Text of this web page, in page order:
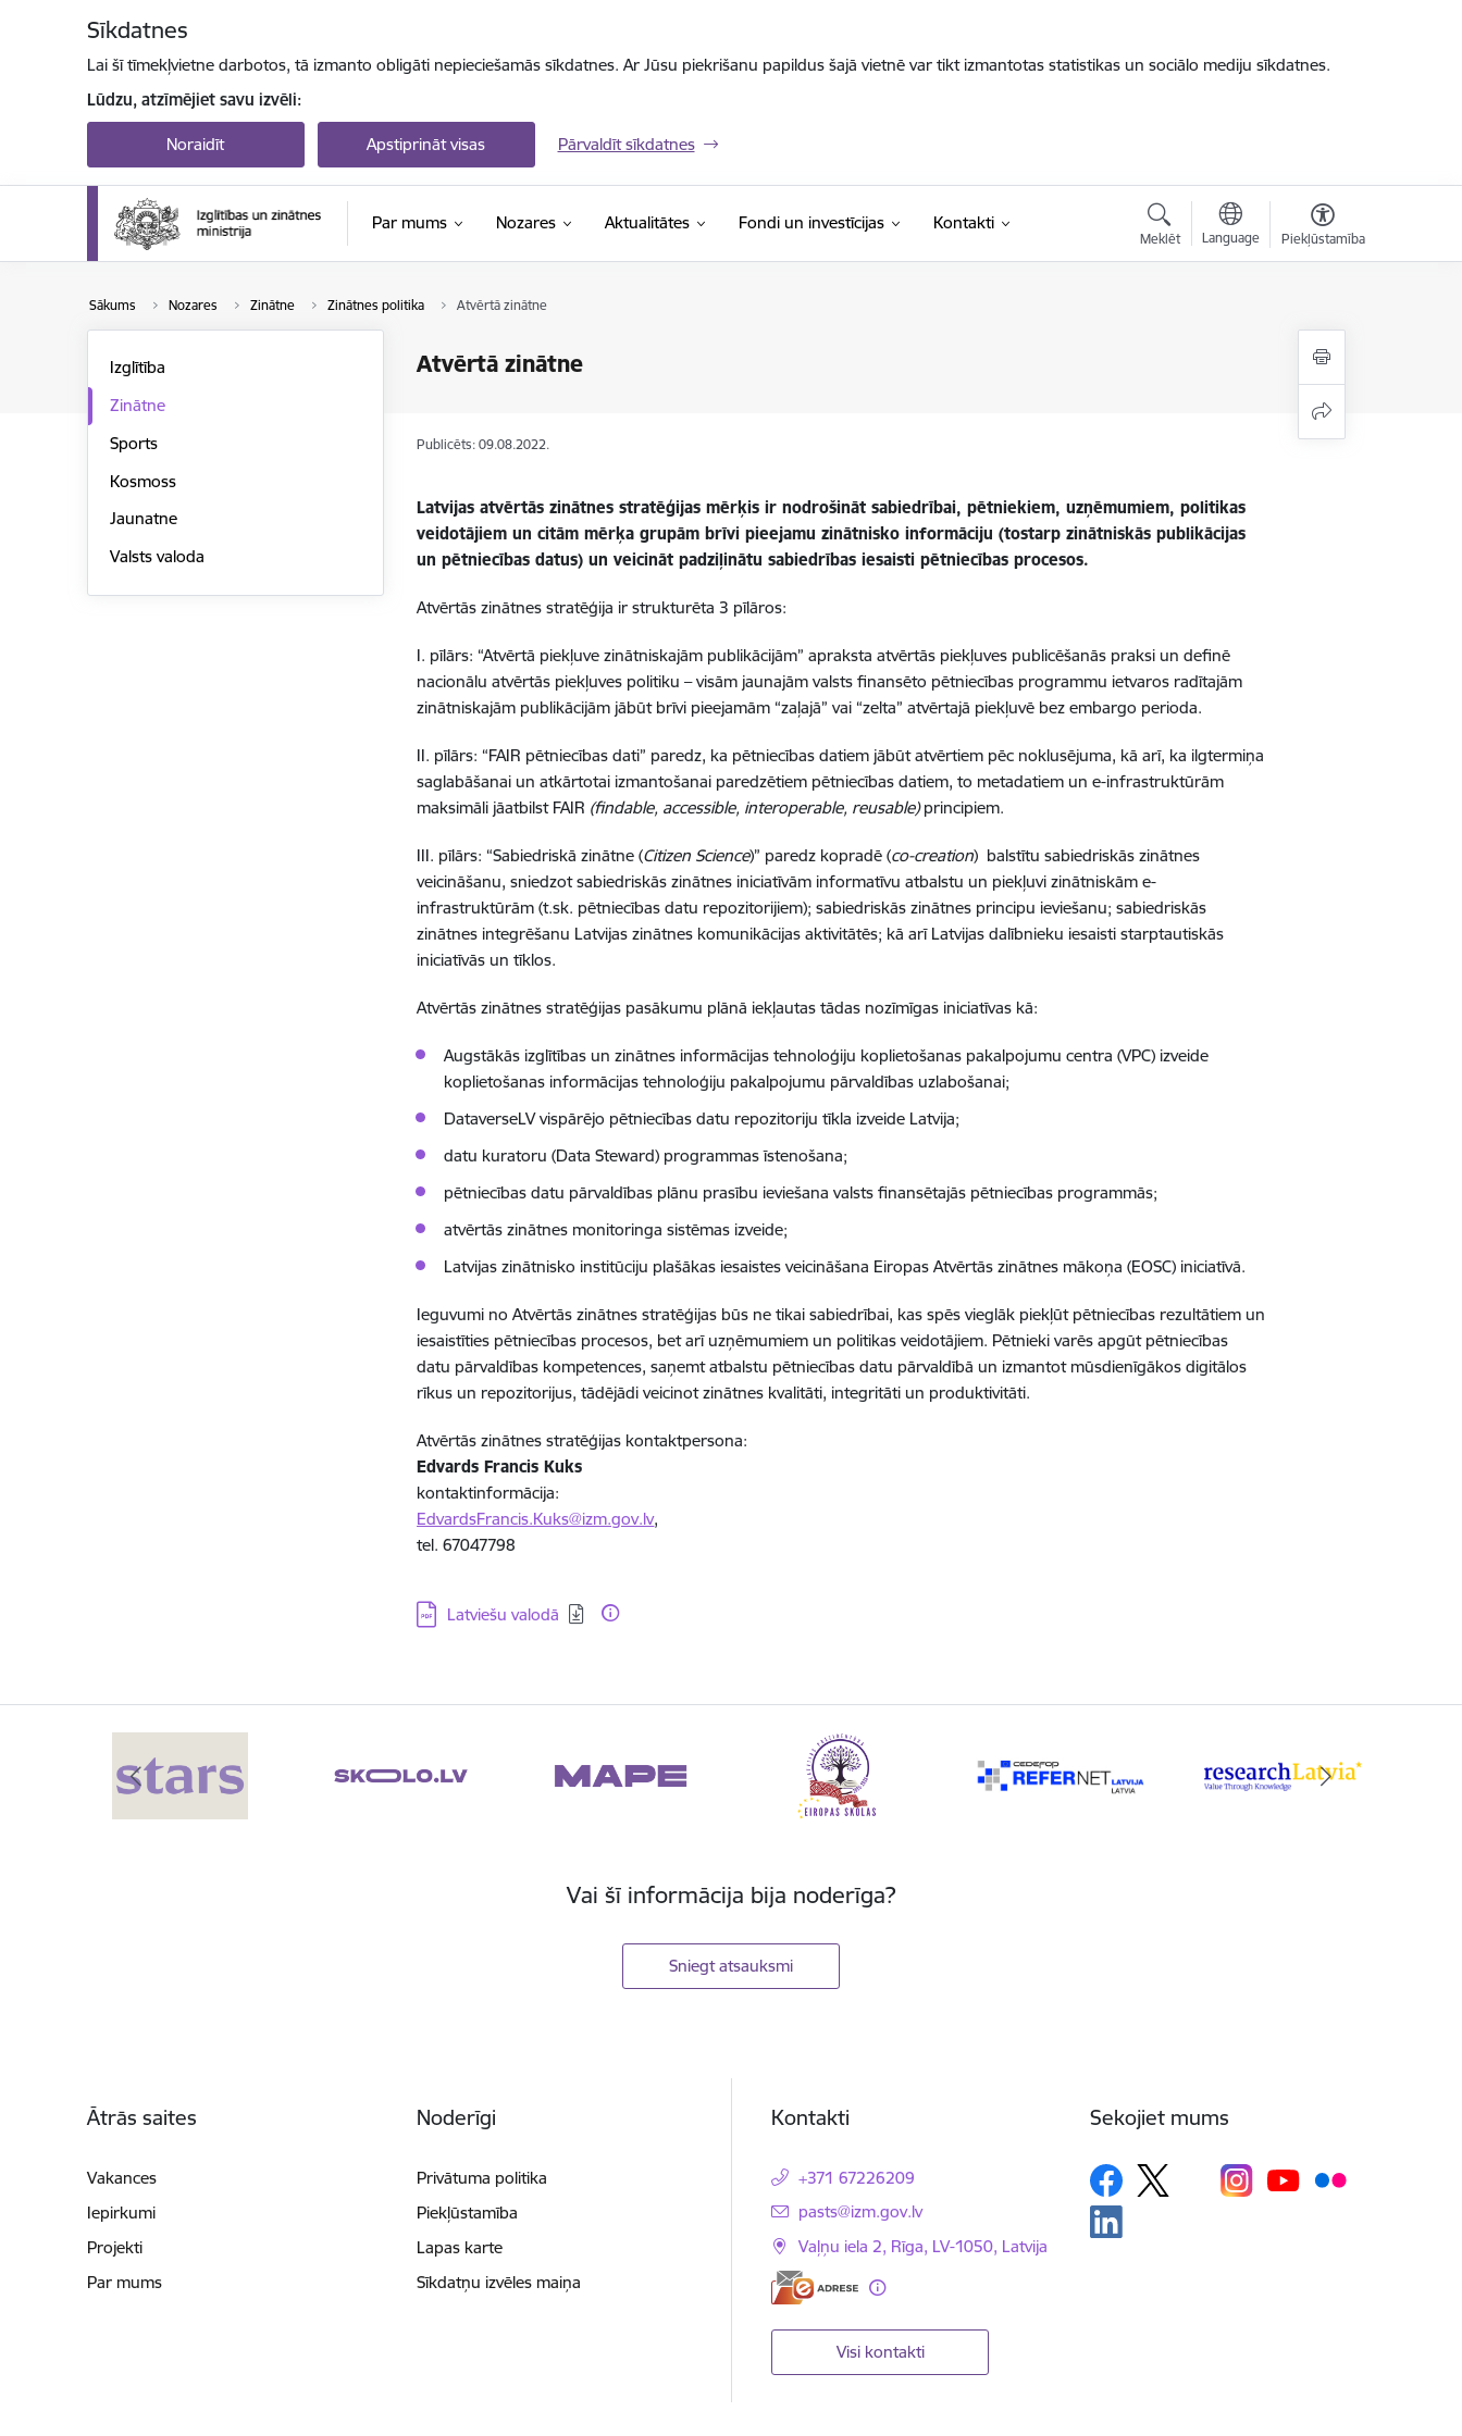
Sīkdatnes
Lai šī tīmekļvietne darbotos, tā izmanto obligāti nepieciešamās sīkdatnes. Ar Jūsu piekrišanu papildus šajā vietnē var tikt izmantotas statistikas un sociālo mediju sīkdatnes.
Lūdzu, atzīmējiet savu izvēli:
Noraidīt Apstiprināt visas Pārvaldīt sīkdatnes
Par mums Nozares Aktualitātes Fondi un investīcijas Kontakti
Meklēt Language Piekļūstamība
Sākums Nozares Zinātne Zinātnes politika Atvērtā zinātne
Atvērtā zinātne
Izglītība
Zinātne
Sports
Kosmoss
Jaunatne
Valsts valoda
Publicēts: 09.08.2022.
Latvijas atvērtās zinātnes stratēģijas mērķis ir nodrošināt sabiedrībai, pētniekiem, uzņēmumiem, politikas
veidotājiem un citām mērķa grupām brīvi pieejamu zinātnisko informāciju (tostarp zinātniskās publikācijas
un pētniecības datus) un veicināt padziļinātu sabiedrības iesaisti pētniecības procesos.
Atvērtās zinātnes stratēģija ir strukturēta 3 pīlāros:
I. pīlārs: “Atvērtā piekļuve zinātniskajām publikācijām” apraksta atvērtās piekļuves publicēšanās praksi un definē
nacionālu atvērtās piekļuves politiku – visām jaunajām valsts finansēto pētniecības programmu ietvaros radītajām
zinātniskajām publikācijām jābūt brīvi pieejamām “zaļajā” vai “zelta” atvērtajā piekļuvē bez embargo perioda.
II. pīlārs: “FAIR pētniecības dati” paredz, ka pētniecības datiem jābūt atvērtiem pēc noklusējuma, kā arī, ka ilgtermiņa
saglabāšanai un atkārtotai izmantošanai paredzētiem pētniecības datiem, to metadatiem un e-infrastruktūrām
maksimāli jāatbilst FAIR (findable, accessible, interoperable, reusable)principiem.
III. pīlārs: “Sabiedriskā zinātne (Citizen Science)” paredz kopradē (co-creation) balstītu sabiedriskās zinātnes
veicināšanu, sniedzot sabiedriskās zinātnes iniciatīvām informatīvu atbalstu un piekļuvi zinātniskām e-
infrastruktūrām (t.sk. pētniecības datu repozitorijiem); sabiedriskās zinātnes principu ieviešanu; sabiedriskās
zinātnes integrēšanu Latvijas zinātnes komunikācijas aktivitātēs; kā arī Latvijas dalībnieku iesaisti starptautiskās
iniciatīvās un tīklos.
Atvērtās zinātnes stratēģijas pasākumu plānā iekļautas tādas nozīmīgas iniciatīvas kā:
Augstākās izglītības un zinātnes informācijas tehnoloģiju koplietošanas pakalpojumu centra (VPC) izveide
koplietošanas informācijas tehnoloģiju pakalpojumu pārvaldības uzlabošanai;
DataverseLV vispārējo pētniecības datu repozitoriju tīkla izveide Latvija;
datu kuratoru (Data Steward) programmas īstenošana;
pētniecības datu pārvaldības plānu prasību ieviešana valsts finansētajās pētniecības programmās;
atvērtās zinātnes monitoringa sistēmas izveide;
Latvijas zinātnisko institūciju plašākas iesaistes veicināšana Eiropas Atvērtās zinātnes mākoņa (EOSC) iniciatīvā.
Ieguvumi no Atvērtās zinātnes stratēģijas būs ne tikai sabiedrībai, kas spēs vieglāk piekļūt pētniecības rezultātiem un
iesaistīties pētniecības procesos, bet arī uzņēmumiem un politikas veidotājiem. Pētnieki varēs apgūt pētniecības
datu pārvaldības kompetences, saņemt atbalstu pētniecības datu pārvaldībā un izmantot mūsdienīgākos digitālos
rīkus un repozitorijus, tādējādi veicinot zinātnes kvalitāti, integritāti un produktivitāti.
Atvērtās zinātnes stratēģijas kontaktpersona:
Edvards Francis Kuks
kontaktinformācija:
EdvardsFrancis.Kuks@izm.gov.lv,
tel. 67047798
Lejupielādēt:
Latviešu valodā
Vai šī informācija bija noderīga?
Sniegt atsauksmi
Ātrās saites
Vakances
Iepirkumi
Projekti
Par mums
Noderīgi
Privātuma politika
Piekļūstamība
Lapas karte
Sīkdatņu izvēles maiņa
Kontakti
+371 67226209
E-pasts:
pasts@izm.gov.lv
Vaļņu iela 2, Rīga, LV-1050, Latvija
Visi kontakti
Sekojiet mums